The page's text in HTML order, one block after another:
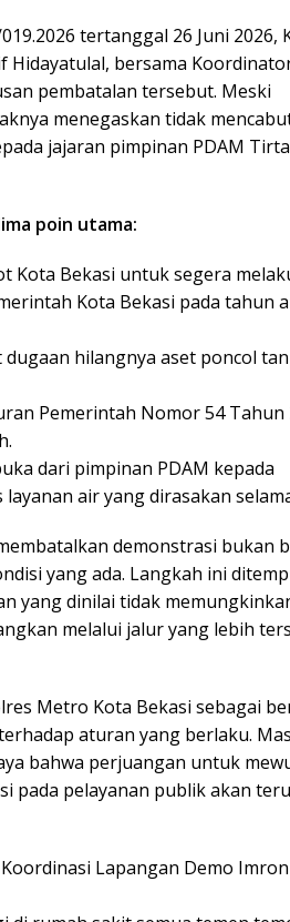
019.2026 tertanggal 26 Juni 2026,
Hidayatulal, bersama
pembatalan tersebut. Meski
menegaskan tidak
jajaran pimpinan PDAM
poin utama:
Kota Bekasi untuk segera
Kota Bekasi pada tahun
hilangnya aset poncol
Pemerintah Nomor 54 Tahun
dari pimpinan PDAM kepada
air yang dirasakan
demonstrasi bukan
yang ada. Langkah ini
yang dinilai tidak
melalui jalur yang lebih
Metro Kota Bekasi sebagai
aturan yang berlaku.
bahwa perjuangan untuk
pada pelayanan publik akan
Koordinasi Lapangan Demo